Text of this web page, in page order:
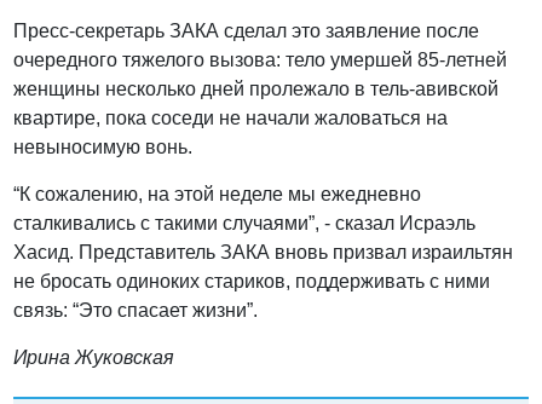
Пресс-секретарь ЗАКА сделал это заявление после
очередного тяжелого вызова: тело умершей 85-летней
женщины несколько дней пролежало в тель-авивской
квартире, пока соседи не начали жаловаться на
невыносимую вонь.
“К сожалению, на этой неделе мы ежедневно
сталкивались с такими случаями”, - сказал Исраэль
Хасид. Представитель ЗАКА вновь призвал израильтян
не бросать одиноких стариков, поддерживать с ними
связь: “Это спасает жизни”.
Ирина Жуковская